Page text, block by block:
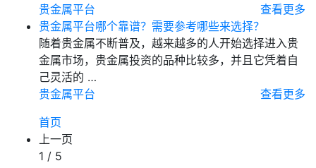
贵金属平台
查看更多
贵金属平台哪个靠谱？需要参考哪些来选择？
随着贵金属不断普及，越来越多的人开始选择进入贵
金属市场，贵金属投资的品种比较多，并且它凭着自
己灵活的 …
贵金属平台
查看更多
首页
上一页
1 / 5